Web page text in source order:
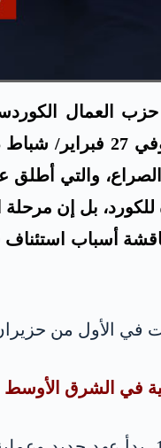
يونيو/ حزيران 2004،
أسباب
والدولة التركية تحت عدة عناوين